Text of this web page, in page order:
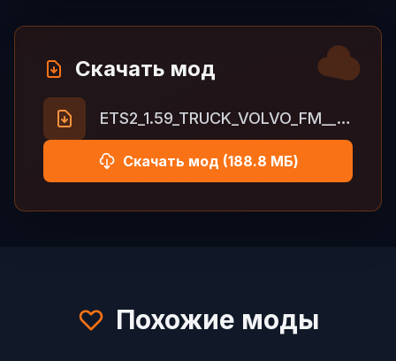
Скачать мод
ETS2_1.59_TRUCK_VOLVO_FM__FMX_v3.0_LITE_by_CyrusTheVirus.zip
Скачать мод (188.8 МБ)
Похожие моды